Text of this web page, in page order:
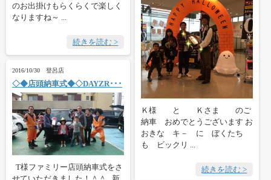
のお出掛けもらくらくで楽しく
なりますね～ ...
続きを読む >
Ｋ様 と Ｋさま のご
納車 おめでとうございます お
おきな キ－ に ぼくたち
も ビックリ ...
続きを読む >
2016/10/30 登呂店
◇◆店頭納車式◆◇DAYZR･･･
T様ファミリー店頭納車式をさ